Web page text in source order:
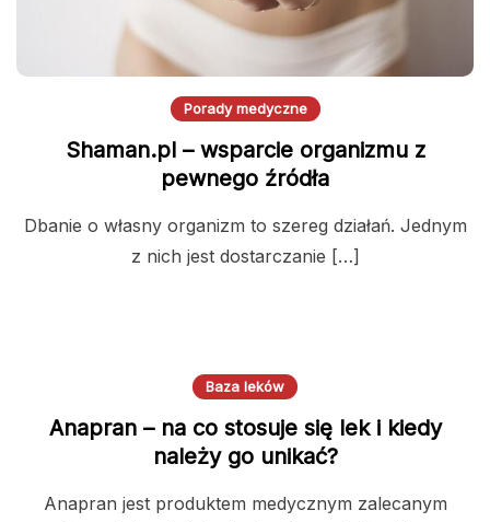
Porady medyczne
Shaman.pl – wsparcie organizmu z
pewnego źródła
Dbanie o własny organizm to szereg działań. Jednym
z nich jest dostarczanie […]
Baza leków
Anapran – na co stosuje się lek i kiedy
należy go unikać?
Anapran jest produktem medycznym zalecanym